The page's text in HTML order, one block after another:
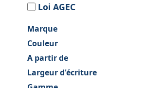
Loi AGEC
Marque
Couleur
A partir de
Largeur d'écriture